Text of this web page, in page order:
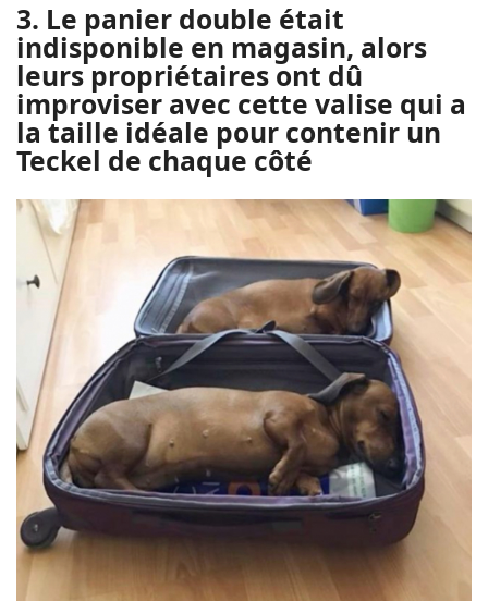
3. Le panier double était
indisponible en magasin, alors
leurs propriétaires ont dû
improviser avec cette valise qui a
la taille idéale pour contenir un
Teckel de chaque côté